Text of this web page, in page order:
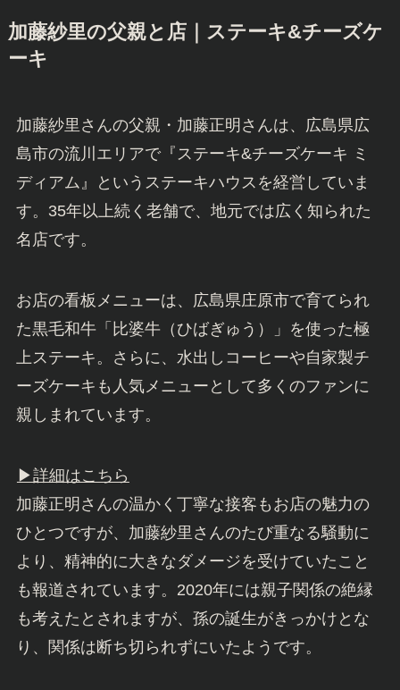
加藤紗里の父親と店｜ステーキ&チーズケ
ーキ
加藤紗里さんの父親・加藤正明さんは、広島県広
島市の流川エリアで『ステーキ&チーズケーキ ミ
ディアム』というステーキハウスを経営していま
す。35年以上続く老舗で、地元では広く知られた
名店です。
お店の看板メニューは、広島県庄原市で育てられ
た黒毛和牛「比婆牛（ひばぎゅう）」を使った極
上ステーキ。さらに、水出しコーヒーや自家製チ
ーズケーキも人気メニューとして多くのファンに
親しまれています。
▶︎詳細はこちら
加藤正明さんの温かく丁寧な接客もお店の魅力の
ひとつですが、加藤紗里さんのたび重なる騒動に
より、精神的に大きなダメージを受けていたこと
も報道されています。2020年には親子関係の絶縁
も考えたとされますが、孫の誕生がきっかけとな
り、関係は断ち切られずにいたようです。